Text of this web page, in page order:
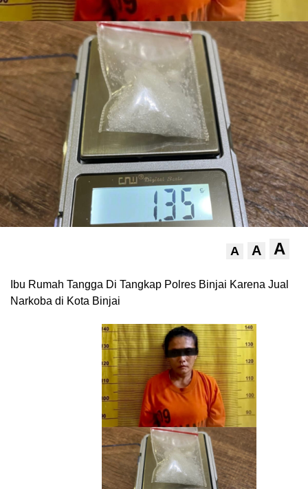
A A A
Ibu Rumah Tangga Di Tangkap Polres Binjai Karena Jual
Narkoba di Kota Binjai